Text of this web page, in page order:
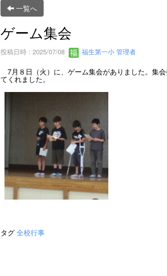
一覧へ
ゲーム集会
投稿日時 : 2025/07/08 福生第一小 管理者
7月８日（火）に、ゲーム集会がありました。集
てくれました。
タグ 全校行事